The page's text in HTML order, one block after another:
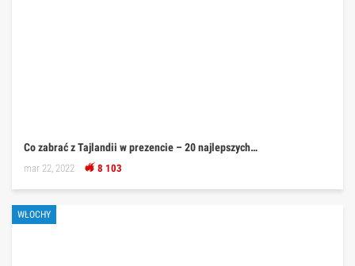
Co zabrać z Tajlandii w prezencie – 20 najlepszych…
mar 22, 2022 8 103
WŁOCHY